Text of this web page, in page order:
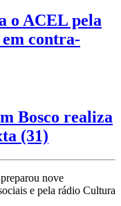
o ACEL pela
em contra-
Bosco realiza
(31)
nove
e pela rádio Cultura